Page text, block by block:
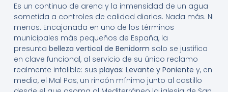
Es un continuo de arena y la inmensidad de un agua
sometida a controles de calidad diarios. Nada más. Ni
menos. Encajonada en uno de los términos
municipales más pequeños de España, la
presunta belleza vertical de Benidorm solo se justifica
en clave funcional, al servicio de su único reclamo
realmente infalible: sus playas: Levante y Poniente y, en
medio, el Mal Pas, un rincón mínimo junto al castillo